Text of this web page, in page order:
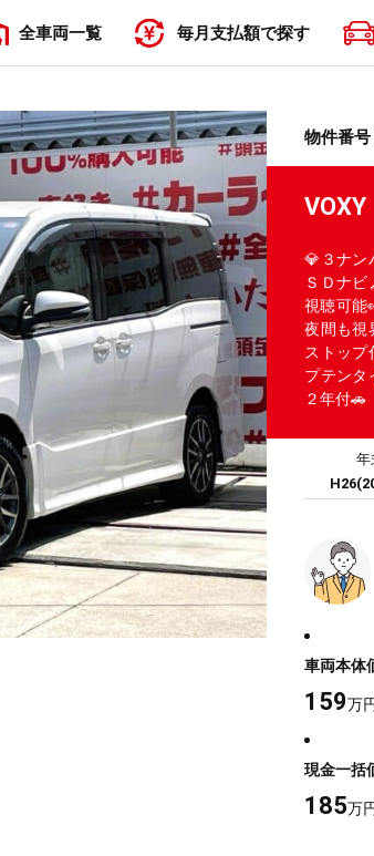
全車両一覧 毎月支払額で探す
物件番
💎３ナン
ＳＤナ
視聴可能
夜間も視
ストップ
プテンタ
２年付🚗
年
車両本体
159万
現金一括
185万